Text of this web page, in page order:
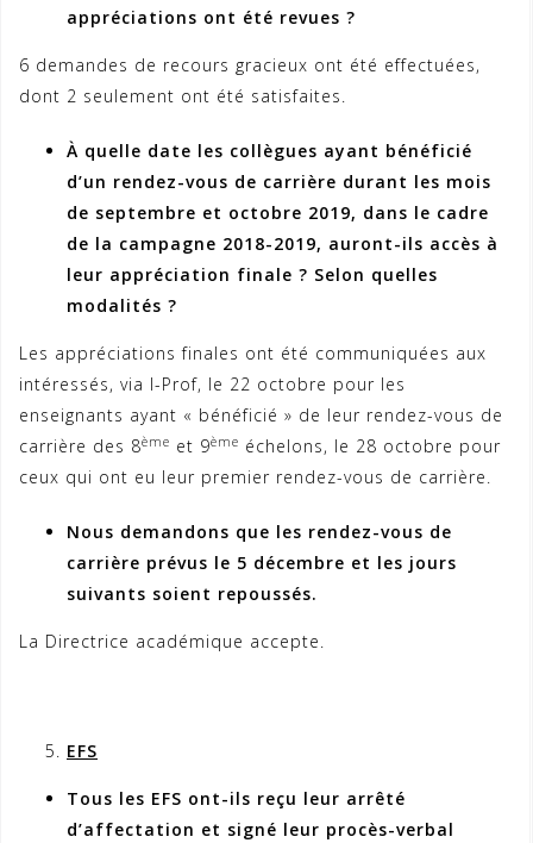
appréciations ont été revues ?
6 demandes de recours gracieux ont été effectuées,
dont 2 seulement ont été satisfaites.
À quelle date les collègues ayant bénéficié
d’un rendez-vous de carrière durant les mois
de septembre et octobre 2019, dans le cadre
de la campagne 2018-2019, auront-ils accès à
leur appréciation finale ? Selon quelles
modalités ?
Les appréciations finales ont été communiquées aux
intéressés, via I-Prof, le 22 octobre pour les
enseignants ayant « bénéficié » de leur rendez-vous de
carrière des 8ème et 9ème échelons, le 28 octobre pour
ceux qui ont eu leur premier rendez-vous de carrière.
Nous demandons que les rendez-vous de
carrière prévus le 5 décembre et les jours
suivants soient repoussés.
La Directrice académique accepte.
EFS
Tous les EFS ont-ils reçu leur arrêté
d’affectation et signé leur procès-verbal